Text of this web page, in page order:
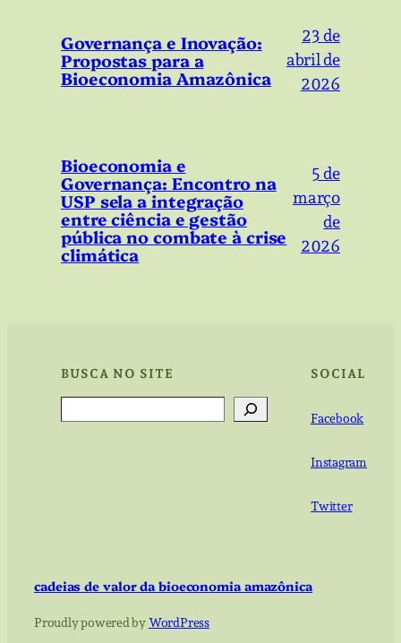
Governança e Inovação:
Propostas para a
Bioeconomia Amazônica
23 de
abril de
2026
Bioeconomia e
Governança: Encontro na
USP sela a integração
entre ciência e gestão
pública no combate à crise
climática
5 de
março
de
2026
BUSCA NO SITE SOCIAL
Facebook
Instagram
Twitter
cadeias de valor da bioeconomia amazônica
Proudly powered byWordPress